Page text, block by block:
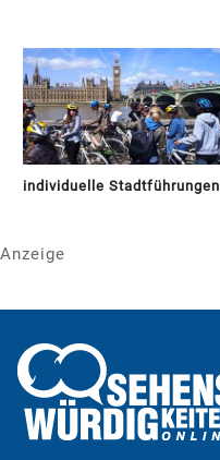
individuelle Stadtführungen
Anzeige